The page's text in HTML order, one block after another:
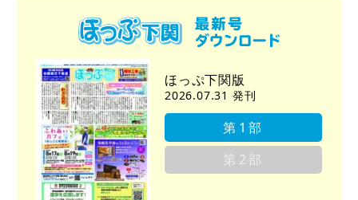
ほっぷ下関版
2026.07.31 発刊
第1部
第2部